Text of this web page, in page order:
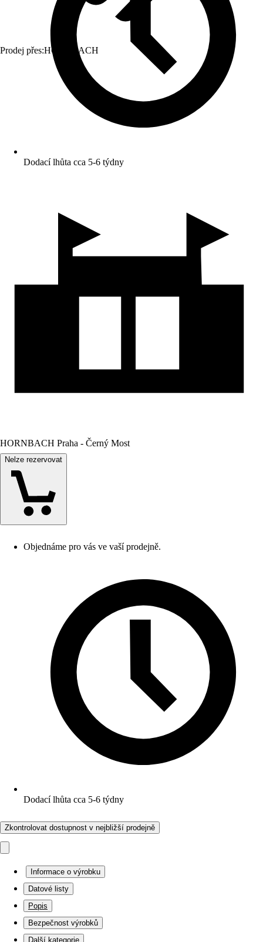
Prodej přes:HORNBACH
Dodací lhůta cca 5-6 týdny
HORNBACH Praha - Černý Most
Nelze rezervovat
Objednáme pro vás ve vaší prodejně.
Dodací lhůta cca 5-6 týdny
Zkontrolovat dostupnost v nejbližší prodejně
Informace o výrobku
Datové listy
Popis
Bezpečnost výrobků
Další kategorie